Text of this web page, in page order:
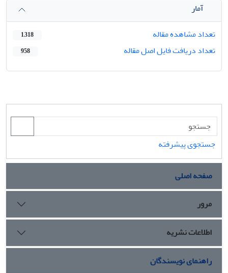
آمار
تعداد مشاهده مقاله
1,318
تعداد دریافت فایل اصل مقاله 958
جستجوی پیشرفته
صفحه اصلی
مرور
اطلاعات نشریه
راهنمای نویسندگان